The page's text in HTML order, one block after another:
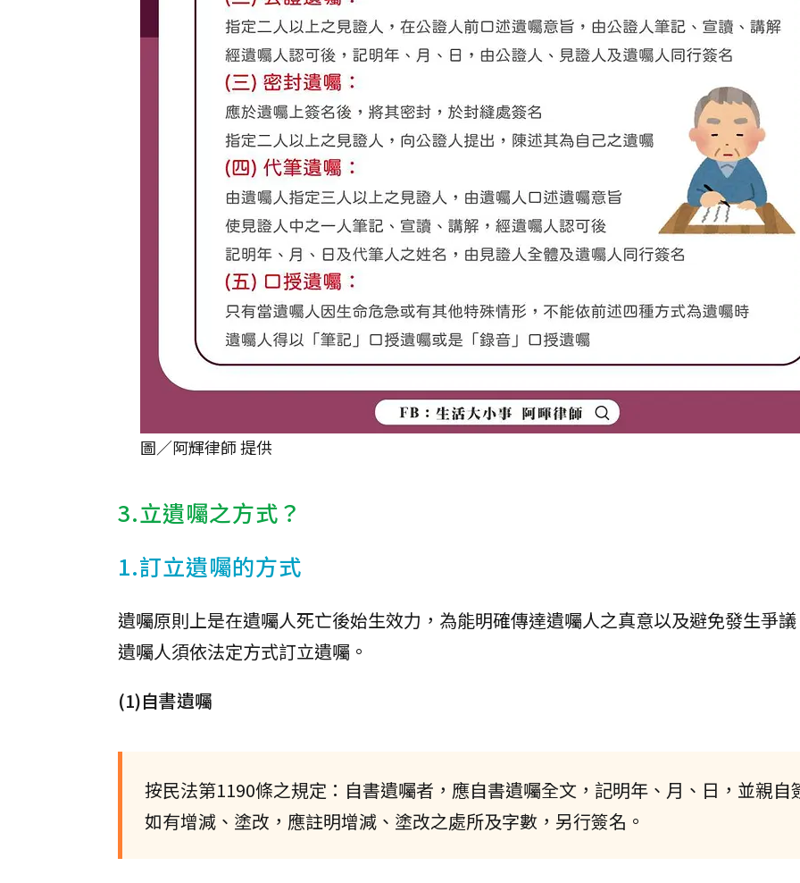
圖／阿輝律師 提供
3.立遺囑之方式？
1.訂立遺囑的方式
遺囑原則上是在遺囑人死亡後始生效力，為能明確傳達遺囑人之真意以及避免發生爭
遺囑人須依法定方式訂立遺囑。
(1)自書遺囑
按民法第1190條之規定：自書遺囑者，應自書遺囑全文，記明年、月、日，並親自
如有增減、塗改，應註明增減、塗改之處所及字數，另行簽名。